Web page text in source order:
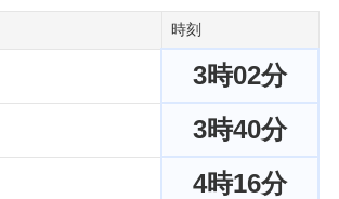
時刻
3時02分
3時40分
4時16分